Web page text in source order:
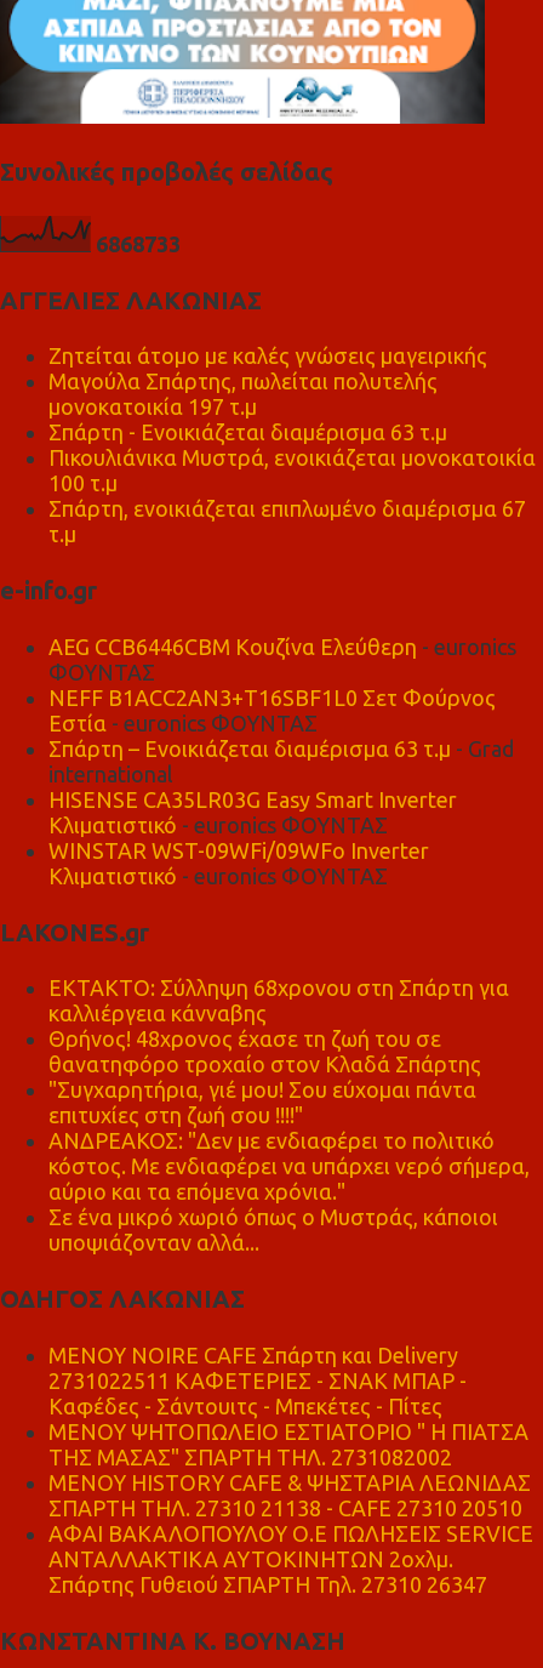
Συνολικές προβολές σελίδας
6868733
ΑΓΓΕΛΙΕΣ ΛΑΚΩΝΙΑΣ
Ζητείται άτομο με καλές γνώσεις μαγειρικής
Μαγούλα Σπάρτης, πωλείται πολυτελής
μονοκατοικία 197 τ.μ
Σπάρτη - Ενοικιάζεται διαμέρισμα 63 τ.μ
Πικουλιάνικα Μυστρά, ενοικιάζεται μονοκατοικία
100 τ.μ
Σπάρτη, ενοικιάζεται επιπλωμένο διαμέρισμα 67
τ.μ
e-info.gr
AEG CCB6446CBM Κουζίνα Ελεύθερη - euronics
ΦΟΥΝΤΑΣ
NEFF B1ACC2AN3+T16SBF1L0 Σετ Φούρνος
Εστία - euronics ΦΟΥΝΤΑΣ
Σπάρτη – Ενοικιάζεται διαμέρισμα 63 τ.μ - Grad
international
HISENSE CA35LR03G Easy Smart Inverter
Κλιματιστικό - euronics ΦΟΥΝΤΑΣ
WINSTAR WST-09WFi/09WFo Inverter
Κλιματιστικό - euronics ΦΟΥΝΤΑΣ
LAKONES.gr
ΕΚΤΑΚΤΟ: Σύλληψη 68χρονου στη Σπάρτη για
καλλιέργεια κάνναβης
Θρήνος! 48χρονος έχασε τη ζωή του σε
θανατηφόρο τροχαίο στον Κλαδά Σπάρτης
"Συγχαρητήρια, γιέ μου! Σου εύχομαι πάντα
επιτυχίες στη ζωή σου !!!!"
ΑΝΔΡΕΑΚΟΣ: "Δεν με ενδιαφέρει το πολιτικό
κόστος. Με ενδιαφέρει να υπάρχει νερό σήμερα,
αύριο και τα επόμενα χρόνια."
Σε ένα μικρό χωριό όπως ο Μυστράς, κάποιοι
υποψιάζονταν αλλά...
ΟΔΗΓΟΣ ΛΑΚΩΝΙΑΣ
MENOY NOIRE CAFE Σπάρτη και Delivery
2731022511 ΚΑΦΕΤΕΡΙΕΣ - ΣΝΑΚ ΜΠΑΡ -
Καφέδες - Σάντουιτς - Μπεκέτες - Πίτες
ΜΕΝΟΥ ΨΗΤΟΠΩΛΕΙΟ ΕΣΤΙΑΤΟΡΙΟ " Η ΠΙΑΤΣΑ
ΤΗΣ ΜΑΣΑΣ" ΣΠΑΡΤΗ ΤΗΛ. 2731082002
ΜΕΝΟΥ HISTORY CAFE & ΨΗΣΤΑΡΙΑ ΛΕΩΝΙΔΑΣ
ΣΠΑΡΤΗ ΤΗΛ. 27310 21138 - CAFE 27310 20510
ΑΦΑΙ ΒΑΚΑΛΟΠΟΥΛΟΥ Ο.Ε ΠΩΛΗΣΕΙΣ SERVICE
ΑΝΤΑΛΛΑΚΤΙΚΑ ΑΥΤΟΚΙΝΗΤΩΝ 2οχλμ.
Σπάρτης Γυθειού ΣΠΑΡΤΗ Τηλ. 27310 26347
ΚΩΝΣΤΑΝΤΙΝΑ Κ. ΒΟΥΝΑΣΗ